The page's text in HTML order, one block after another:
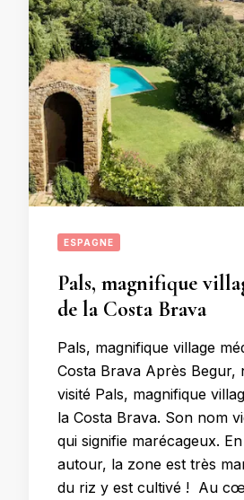
ESPAGNE
Pals, magnifique
de la Costa Brava
Pals, magnifique village
Costa Brava Après Begur,
visité Pals, magnifique
la Costa Brava. Son nom
qui signifie marécageux.
autour, la zone est très
du riz y est cultivé ! Au